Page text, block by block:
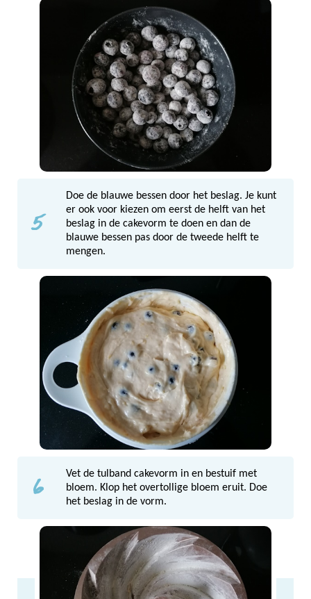
5
Doe de blauwe bessen door het beslag. Je kunt
er ook voor kiezen om eerst de helft van het
beslag in de cakevorm te doen en dan de
blauwe bessen pas door de tweede helft te
mengen.
6
Vet de tulband cakevorm in en bestuif met
bloem. Klop het overtollige bloem eruit. Doe
het beslag in de vorm.